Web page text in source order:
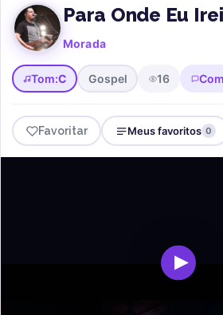
Para Onde Eu
Morada
Tom:C Gospel 16
Favoritar Meus favoritos 0